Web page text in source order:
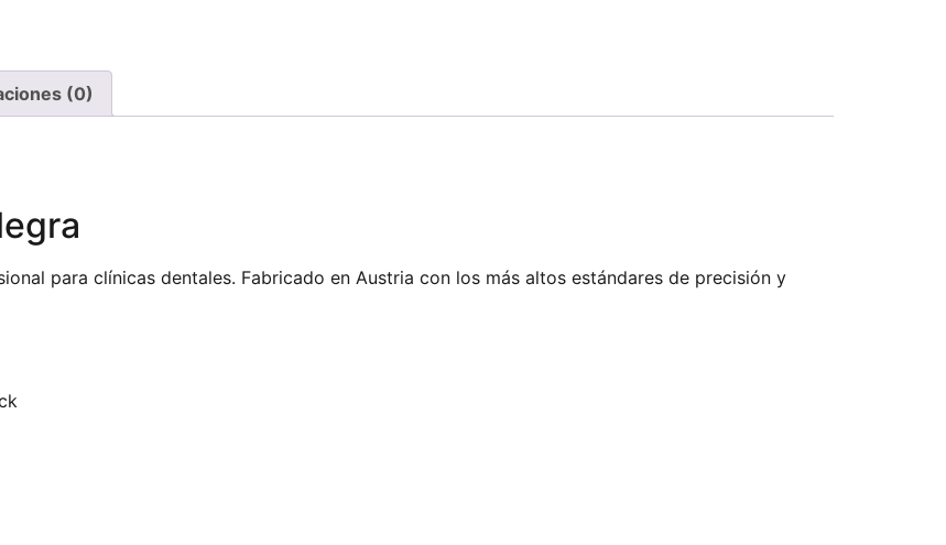
(0)
para clínicas dentales. Fabricado en Austria con los más altos estándares de precisión y